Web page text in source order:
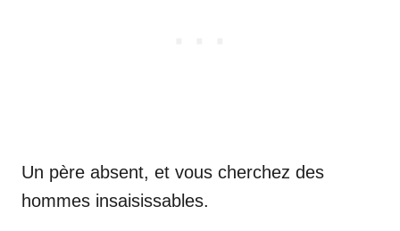
Un père absent, et vous cherchez des
hommes insaisissables.